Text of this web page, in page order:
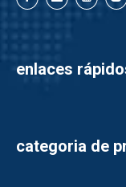
enlaces
categoria de